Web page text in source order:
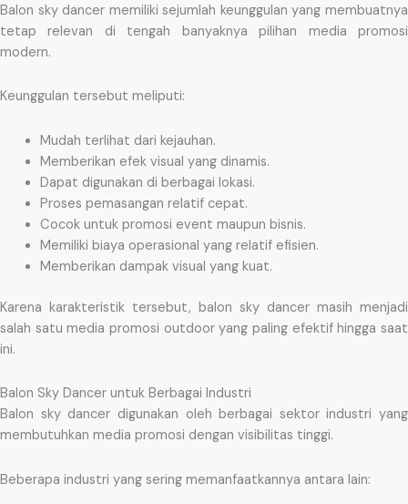
Balon sky dancer memiliki sejumlah keunggulan yang membuatnya
tetap relevan di tengah banyaknya pilihan media promosi
modern.
Keunggulan tersebut meliputi:
Mudah terlihat dari kejauhan.
Memberikan efek visual yang dinamis.
Dapat digunakan di berbagai lokasi.
Proses pemasangan relatif cepat.
Cocok untuk promosi event maupun bisnis.
Memiliki biaya operasional yang relatif efisien.
Memberikan dampak visual yang kuat.
Karena karakteristik tersebut, balon sky dancer masih menjadi
salah satu media promosi outdoor yang paling efektif hingga saat
ini.
Balon Sky Dancer untuk Berbagai Industri
Balon sky dancer digunakan oleh berbagai sektor industri yang
membutuhkan media promosi dengan visibilitas tinggi.
Beberapa industri yang sering memanfaatkannya antara lain: